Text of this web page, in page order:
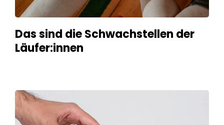
Das sind die Schwachstellen der
Läufer:innen